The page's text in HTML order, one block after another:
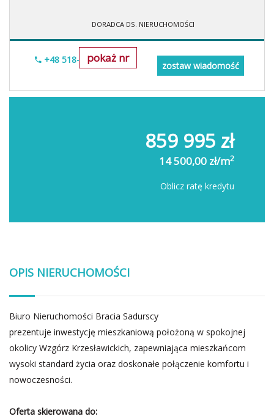
DORADCA DS. NIERUCHOMOŚCI
pokaż nr
+48 518-967-677
zostaw wiadomość
859 995 zł
14 500,00 zł/m2
Oblicz ratę kredytu
OPIS NIERUCHOMOŚCI
Biuro Nieruchomości Bracia Sadurscy
prezentuje inwestycję mieszkaniową położoną w spokojnej
okolicy Wzgórz Krzesławickich, zapewniająca mieszkańcom
wysoki standard życia oraz doskonałe połączenie komfortu i
nowoczesności.
Oferta skierowana do: